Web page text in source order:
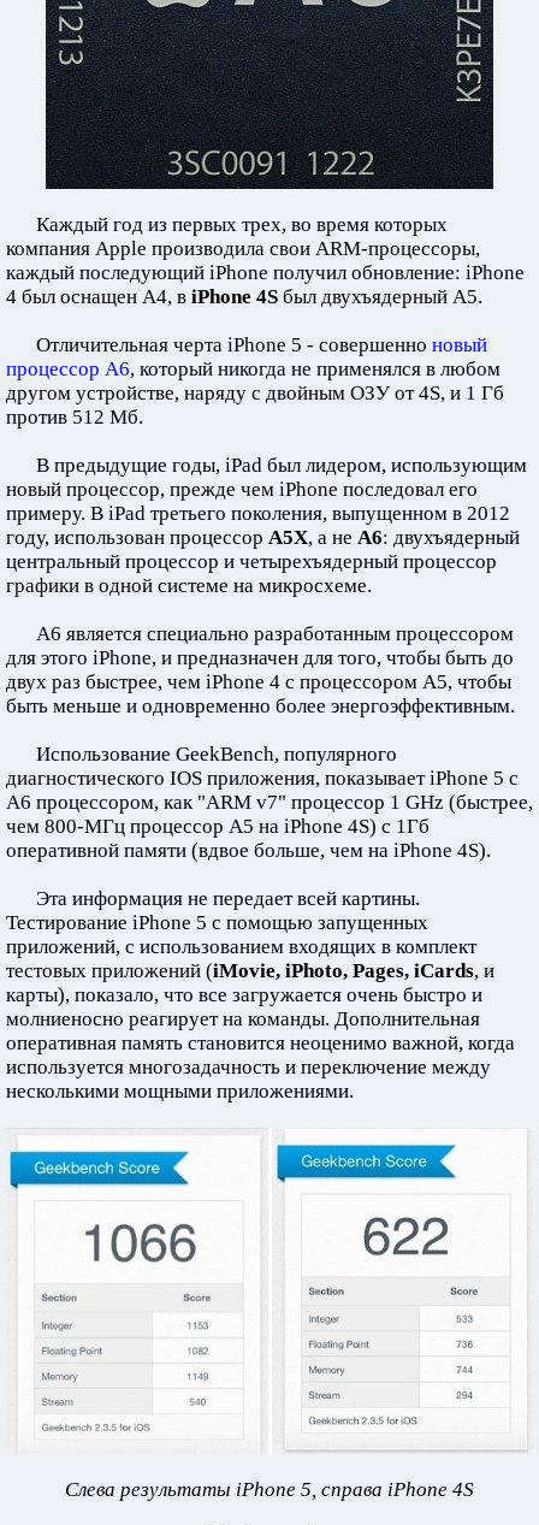
Каждый год из первых трех, во время которых
компания Apple производила свои ARM-процессоры,
каждый последующий iPhone получил обновление: iPhone
4 был оснащен A4, в iPhone 4S был двухъядерный A5.
Отличительная черта iPhone 5 - совершенно новый
процессор A6, который никогда не применялся в любом
другом устройстве, наряду с двойным ОЗУ от 4S, и 1 Гб
против 512 Мб.
В предыдущие годы, iPad был лидером, использующим
новый процессор, прежде чем iPhone последовал его
примеру. В iPad третьего поколения, выпущенном в 2012
году, использован процессор A5X, а не A6: двухъядерный
центральный процессор и четырехъядерный процессор
графики в одной системе на микросхеме.
A6 является специально разработанным процессором
для этого iPhone, и предназначен для того, чтобы быть до
двух раз быстрее, чем iPhone 4 с процессором A5, чтобы
быть меньше и одновременно более энергоэффективным.
Использование GeekBench, популярного
диагностического IOS приложения, показывает iPhone 5 с
A6 процессором, как "ARM v7" процессор 1 GHz (быстрее,
чем 800-МГц процессор A5 на iPhone 4S) с 1Гб
оперативной памяти (вдвое больше, чем на iPhone 4S).
Эта информация не передает всей картины.
Тестирование iPhone 5 с помощью запущенных
приложений, с использованием входящих в комплект
тестовых приложений (iMovie, iPhoto, Pages, iCards, и
карты), показало, что все загружается очень быстро и
молниеносно реагирует на команды. Дополнительная
оперативная память становится неоценимо важной, когда
используется многозадачность и переключение между
несколькими мощными приложениями.
Слева результаты iPhone 5, справа iPhone 4S